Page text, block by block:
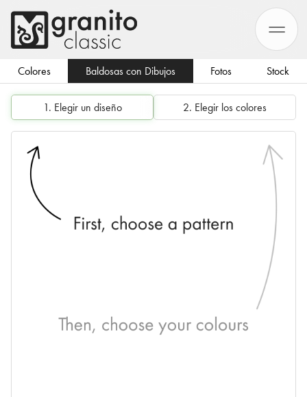
Colores Baldosas con Dibujos Fotos Stock
1. Elegir un diseño 2. Elegir los colores